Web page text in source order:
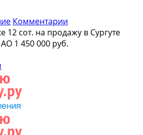
Комментарии
12 сот. на продажу в Сургуте
АО 1 450 000 руб.